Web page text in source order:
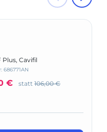
Plus, Cavifil
686771AN
€ statt 106,00 €